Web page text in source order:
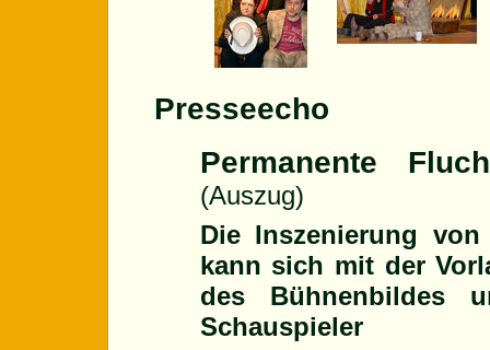
Presseecho
Permanente
(Auszug)
Die Inszenierung
kann sich mit der
des Bühnenbildes
Schauspieler